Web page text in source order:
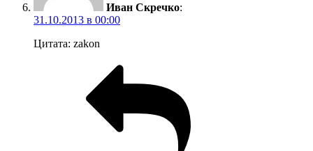
Иван Скречко:
31.10.2013 в 00:00
Цитата: zakon